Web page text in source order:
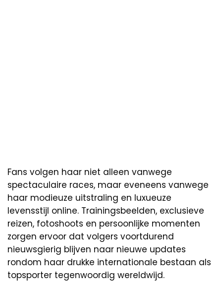
Fans volgen haar niet alleen vanwege
spectaculaire races, maar eveneens vanwege
haar modieuze uitstraling en luxueuze
levensstijl online. Trainingsbeelden, exclusieve
reizen, fotoshoots en persoonlijke momenten
zorgen ervoor dat volgers voortdurend
nieuwsgierig blijven naar nieuwe updates
rondom haar drukke internationale bestaan als
topsporter tegenwoordig wereldwijd.